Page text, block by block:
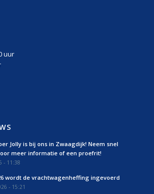
uur
Jolly is bij ons in Zwaagdijk! Neem snel
meer informatie of een proefrit!
- 11:38
wordt de vrachtwagenheffing ingevoerd
- 15:21